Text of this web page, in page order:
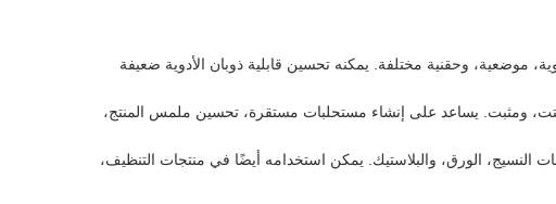
موضعية، وحقنية مختلفة. يمكنه تحسين قابلية ذوبان الأدوية ضعيفة
ومثبت. يساعد على إنشاء مستحلبات مستقرة، تحسين ملمس المنتج،
الورق، والبلاستيك. يمكن استخدامه أيضًا في منتجات التنظيف،